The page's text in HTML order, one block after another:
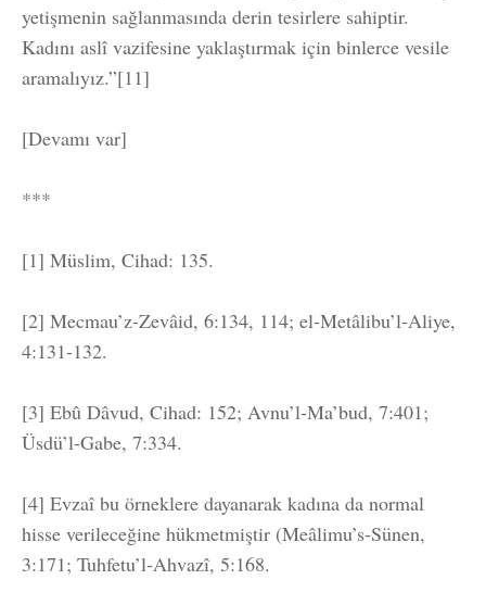
yetişmenin sağlanmasında derin tesirlere sahiptir.
Kadını aslî vazifesine yaklaştırmak için binlerce vesile
aramalıyız.”[11]
[Devamı var]
***
[1] Müslim, Cihad: 135.
[2] Mecmau’z-Zevâid, 6:134, 114; el-Metâlibu’l-Aliye,
4:131-132.
[3] Ebû Dâvud, Cihad: 152; Avnu’l-Ma’bud, 7:401;
Üsdü’l-Gabe, 7:334.
[4] Evzaî bu örneklere dayanarak kadına da normal
hisse verileceğine hükmetmiştir (Meâlimu’s-Sünen,
3:171; Tuhfetu’l-Ahvazî, 5:168.